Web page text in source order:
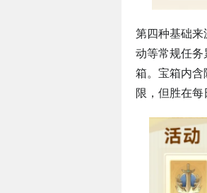
第四种基础来
动等常规任务
箱。宝箱内含
限，但胜在每